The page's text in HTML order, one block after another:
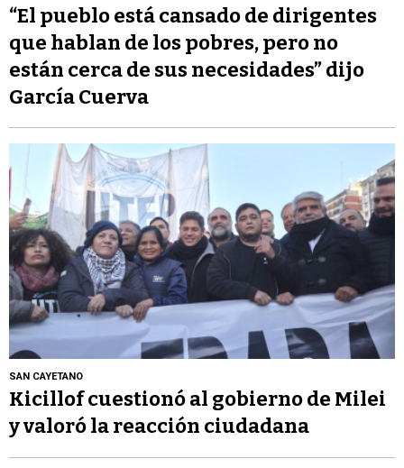
“El pueblo está cansado de dirigentes
que hablan de los pobres, pero no
están cerca de sus necesidades” dijo
García Cuerva
SAN CAYETANO
Kicillof cuestionó al gobierno de Milei
y valoró la reacción ciudadana